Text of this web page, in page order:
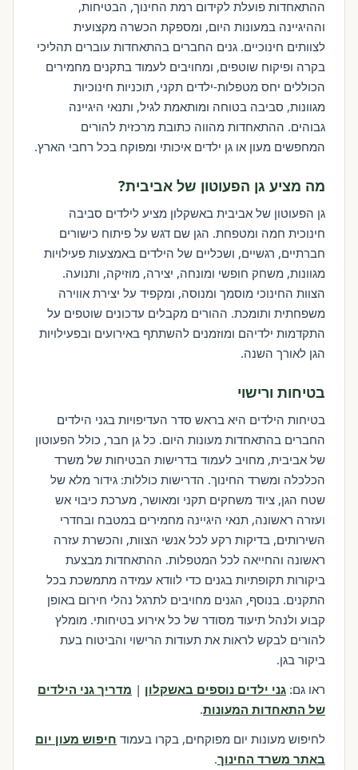
ההתאחדות פועלת לקידום רמת החינוך, הבטיחות,
וההיגיינה במעונות היום, ומספקת הכשרה מקצועית
לצוותים חינוכיים. גנים החברים בהתאחדות עוברים תהליכי
בקרה ופיקוח שוטפים, ומחויבים לעמוד בתקנים מחמירים
הכוללים יחס מטפלות-ילדים תקני, תוכניות חינוכיות
מגוונות, סביבה בטוחה ומותאמת לגיל, ותנאי היגיינה
גבוהים. ההתאחדות מהווה כתובת מרכזית להורים
המחפשים מעון או גן ילדים איכותי ומפוקח בכל רחבי הארץ.
מה מציע גן הפעוטון של אביבית?
גן הפעוטון של אביבית באשקלון מציע לילדים סביבה
חינוכית חמה ומטפחת. הגן שם דגש על פיתוח כישורים
חברתיים, רגשיים, ושכליים של הילדים באמצעות פעילויות
מגוונות, משחק חופשי ומונחה, יצירה, מוזיקה, ותנועה.
הצוות החינוכי מוסמך ומנוסה, ומקפיד על יצירת אווירה
משפחתית ותומכת. ההורים מקבלים עדכונים שוטפים על
התקדמות ילדיהם ומוזמנים להשתתף באירועים ובפעילויות
הגן לאורך השנה.
בטיחות ורישוי
בטיחות הילדים היא בראש סדר העדיפויות בגני הילדים
החברים בהתאחדות מעונות היום. כל גן חבר, כולל הפעוטון
של אביבית, מחויב לעמוד בדרישות הבטיחות של משרד
הכלכלה ומשרד החינוך. הדרישות כוללות: גידור מלא של
שטח הגן, ציוד משחקים תקני ומאושר, מערכת כיבוי אש
ועזרה ראשונה, תנאי היגיינה מחמירים במטבח ובחדרי
השירותים, בדיקות רקע לכל אנשי הצוות, והכשרת עזרה
ראשונה והחייאה לכל המטפלות. ההתאחדות מבצעת
ביקורות תקופתיות בגנים כדי לוודא עמידה מתמשכת בכל
התקנים. בנוסף, הגנים מחויבים לתרגל נהלי חירום באופן
קבוע ולנהל תיעוד מסודר של כל אירוע בטיחותי. מומלץ
להורים לבקש לראות את תעודות הרישוי והביטוח בעת
ביקור בגן.
ראו גם: גני ילדים נוספים באשקלון | מדריך גני הילדים
של התאחדות המעונות.
לחיפוש מעונות יום מפוקחים, בקרו בעמוד חיפוש מעון יום
באתר משרד החינוך.